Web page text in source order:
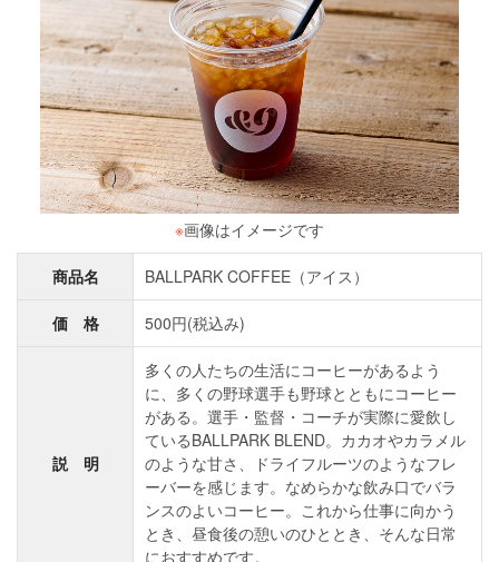
※画像はイメージです
商品名 BALLPARK COFFEE（アイス）
価 格 500円(税込み)
説 明
多くの人たちの生活にコーヒーがあるよう
に、多くの野球選手も野球とともにコーヒー
がある。選手・監督・コーチが実際に愛飲し
ているBALLPARK BLEND。カカオやカラメル
のような甘さ、ドライフルーツのようなフレ
ーバーを感じます。なめらかな飲み口でバラ
ンスのよいコーヒー。これから仕事に向かう
とき、昼食後の憩いのひととき、そんな日常
におすすめです。